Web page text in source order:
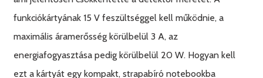
funkciókártyának 15 V feszültséggel kell működnie, a
maximális áramerősség körülbelül 3 A, az
energiafogyasztása pedig körülbelül 20 W. Hogyan kell
ezt a kártyát egy kompakt, strapabíró notebookba